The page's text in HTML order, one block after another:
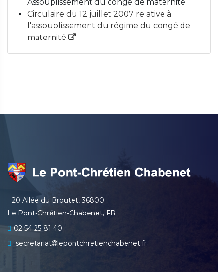
Assouplissement du congé de maternité
Circulaire du 12 juillet 2007 relative à
l'assouplissement du régime du congé de
maternité
20 Allée du Broutet, 36800
Le Pont-Chrétien-Chabenet, FR
02 54 25 81 40
secretariat
lepontchretienchabenet.fr